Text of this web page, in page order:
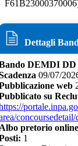
Dettagli
DEMDI DD
09/07/
web
su
pretorio online
1